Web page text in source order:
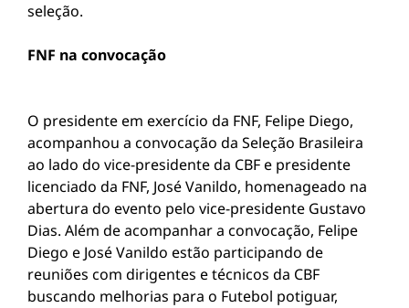
seleção.
FNF na convocação
O presidente em exercício da FNF, Felipe Diego,
acompanhou a convocação da Seleção Brasileira
ao lado do vice-presidente da CBF e presidente
licenciado da FNF, José Vanildo, homenageado na
abertura do evento pelo vice-presidente Gustavo
Dias. Além de acompanhar a convocação, Felipe
Diego e José Vanildo estão participando de
reuniões com dirigentes e técnicos da CBF
buscando melhorias para o Futebol potiguar,